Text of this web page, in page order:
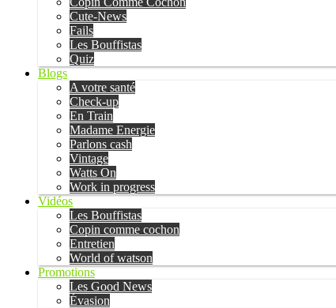
Cute-News
Fails
Les Bouffistas
Quiz
Blogs
A votre santé
Check-up
En Train
Madame Energie
Parlons cash
Vintage
Watts On
Work in progress
Vidéos
Les Bouffistas
Copin comme cochon
Entretien
World of watson
Promotions
Les Good News
Évasion